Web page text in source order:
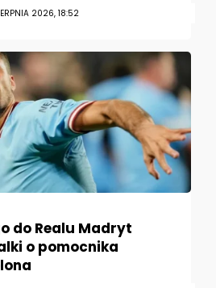
2026, 18:52
do Realu Madryt
o pomocnika